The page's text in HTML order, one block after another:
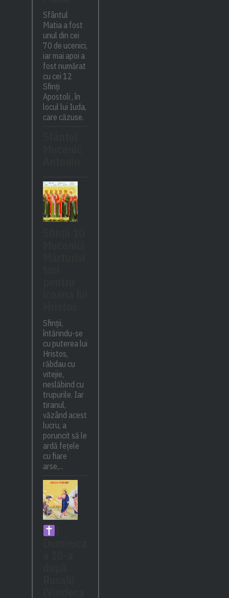
Sfântul
Matia a fost
unul din cei
70 de ucenici,
iar mai apoi a
fost numărat
cu cei 12
Sfinți
Apostoli , în
locul lui Iuda,
care căzuse.
Sfinții,
întărindu-se
cu puterea lui
Hristos,
răbdau cu
vitejie,
neslăbind cu
trupurile. Iar
tiranul,
văzând acest
lucru, a
poruncit să le
ardă fețele
cu fiare
arse,...